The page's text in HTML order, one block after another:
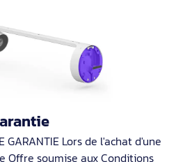
GARANTIE Lors de l'achat d'une
Offre soumise aux Conditions